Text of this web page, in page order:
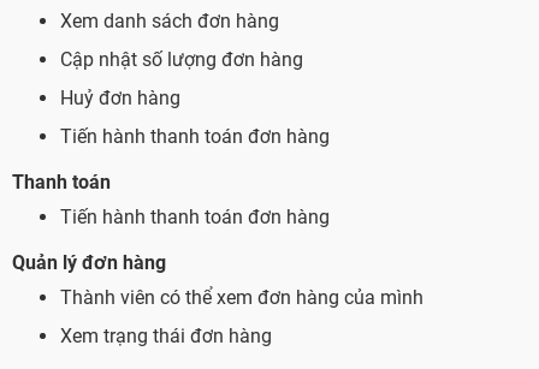
Xem danh sách đơn hàng
Cập nhật số lượng đơn hàng
Huỷ đơn hàng
Tiến hành thanh toán đơn hàng
Thanh toán
Tiến hành thanh toán đơn hàng
Quản lý đơn hàng
Thành viên có thể xem đơn hàng của mình
Xem trạng thái đơn hàng